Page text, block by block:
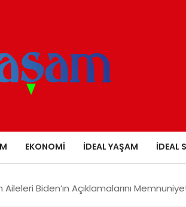
EKONOMI İDEAL YAŞAM İDEAL
Biden’ın Açıklamalarını